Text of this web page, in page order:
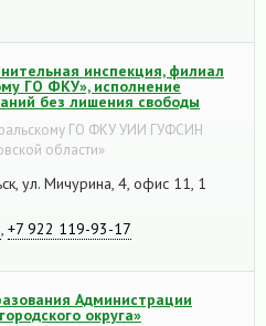
инспекция, филиал
ГО ФКУ», исполнение
без лишения свободы
ГО ФКУ УИИ ГУФСИН
области»
ул. Мичурина, 4, офис 11, 1
+7 922 119-93-17
Администрации
округа»